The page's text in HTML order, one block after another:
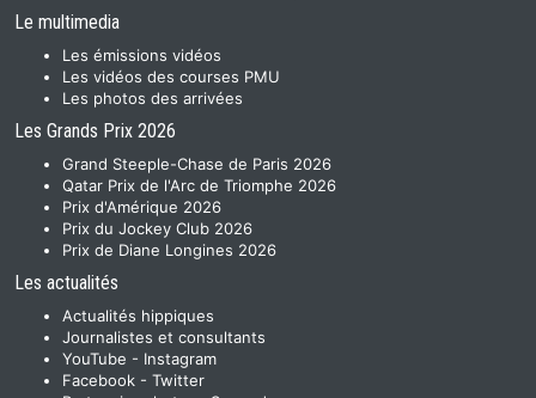
Le multimedia
Les émissions vidéos
Les vidéos des courses PMU
Les photos des arrivées
Les Grands Prix 2026
Grand Steeple-Chase de Paris 2026
Qatar Prix de l'Arc de Triomphe 2026
Prix d'Amérique 2026
Prix du Jockey Club 2026
Prix de Diane Longines 2026
Les actualités
Actualités hippiques
Journalistes et consultants
YouTube - Instagram
Facebook - Twitter